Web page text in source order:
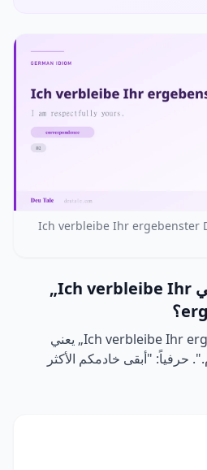
Ich verbleibe Ihr ergebenster
„Ich verbleibe Ihr
؟
„Ich verbleibe Ihr يعني
حرفياً: "أبقى خادمكم الأكثر